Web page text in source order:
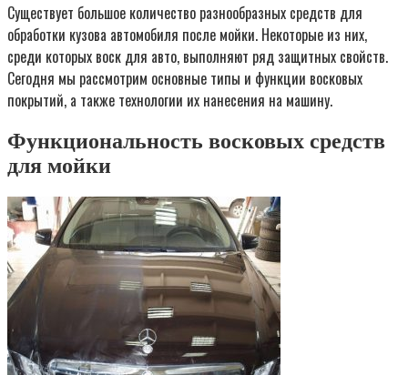
Существует большое количество разнообразных средств для
обработки кузова автомобиля после мойки. Некоторые из них,
среди которых воск для авто, выполняют ряд защитных свойств.
Сегодня мы рассмотрим основные типы и функции восковых
покрытий, а также технологии их нанесения на машину.
Функциональность восковых средств
для мойки